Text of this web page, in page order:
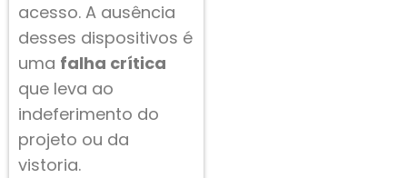
acesso. A ausência
desses dispositivos é
uma falha crítica
que leva ao
indeferimento do
projeto ou da
vistoria.